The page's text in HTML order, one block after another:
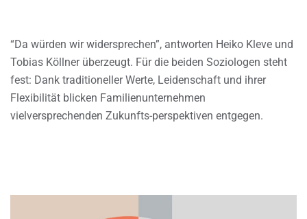
“Da würden wir widersprechen”, antworten Heiko Kleve und
Tobias Köllner überzeugt. Für die beiden Soziologen steht
fest: Dank traditioneller Werte, Leidenschaft und ihrer
Flexibilität blicken Familienunternehmen
vielversprechenden Zukunfts-perspektiven entgegen.